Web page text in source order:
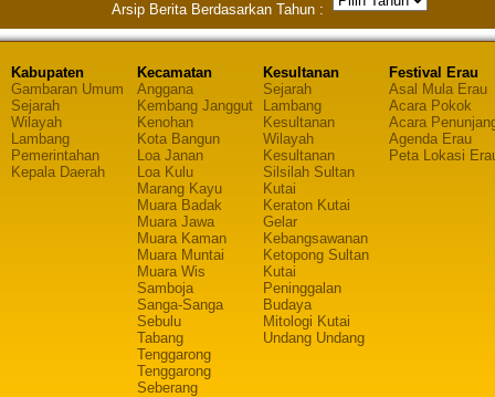
Arsip Berita Berdasarkan Tahun :
Kabupaten
Gambaran Umum
Sejarah
Wilayah
Lambang
Pemerintahan
Kepala Daerah
Kecamatan
Anggana
Kembang Janggut
Kenohan
Kota Bangun
Loa Janan
Loa Kulu
Marang Kayu
Muara Badak
Muara Jawa
Muara Kaman
Muara Muntai
Muara Wis
Samboja
Sanga-Sanga
Sebulu
Tabang
Tenggarong
Tenggarong
Seberang
Kesultanan
Sejarah
Lambang
Kesultanan
Wilayah
Kesultanan
Silsilah Sultan
Kutai
Keraton Kutai
Gelar
Kebangsawanan
Ketopong Sultan
Kutai
Peninggalan
Budaya
Mitologi Kutai
Undang Undang
Festival Erau
Asal Mula Erau
Acara Pokok
Acara
Agenda Erau
Peta Lokasi